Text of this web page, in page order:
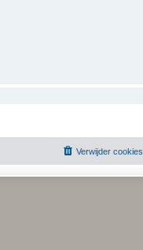
Verwijder cookies